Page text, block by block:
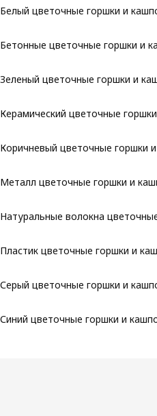
Белый цветочные горшки и
Бетонные цветочные горшки и
Зеленый цветочные горшки и
Керамический цветочные
Коричневый цветочные горшки
Металл цветочные горшки и
Натуральные волокна
Пластик цветочные горшки и
Серый цветочные горшки и
Синий цветочные горшки и